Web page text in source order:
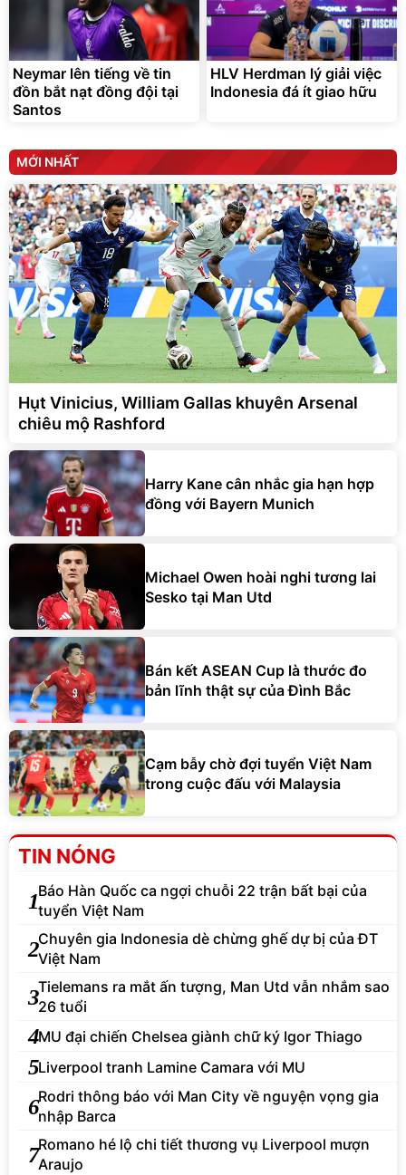
Neymar lên tiếng về tin
đồn bắt nạt đồng đội tại
Santos
HLV Herdman lý giải việc
Indonesia đá ít giao hữu
MỚI NHẤT
Hụt Vinicius, William Gallas khuyên Arsenal
chiêu mộ Rashford
Harry Kane cân nhắc gia hạn hợp
đồng với Bayern Munich
Michael Owen hoài nghi tương lai
Sesko tại Man Utd
Bán kết ASEAN Cup là thước đo
bản lĩnh thật sự của Đình Bắc
Cạm bẫy chờ đợi tuyển Việt Nam
trong cuộc đấu với Malaysia
TIN NÓNG
1Báo Hàn Quốc ca ngợi chuỗi 22 trận bất bại của
tuyển Việt Nam
2Chuyên gia Indonesia dè chừng ghế dự bị của ĐT
Việt Nam
3Tielemans ra mắt ấn tượng, Man Utd vẫn nhắm sao
26 tuổi
4MU đại chiến Chelsea giành chữ ký Igor Thiago
5Liverpool tranh Lamine Camara với MU
6Rodri thông báo với Man City về nguyện vọng gia
nhập Barca
7Romano hé lộ chi tiết thương vụ Liverpool mượn
Araujo